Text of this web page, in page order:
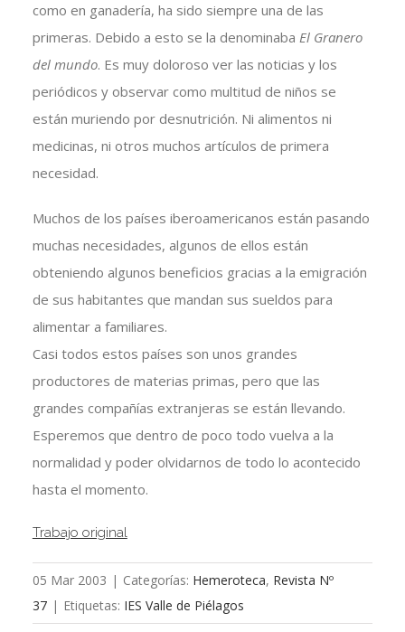
como en ganadería, ha sido siempre una de las
primeras. Debido a esto se la denominaba El Granero
del mundo. Es muy doloroso ver las noticias y los
periódicos y observar como multitud de niños se
están muriendo por desnutrición. Ni alimentos ni
medicinas, ni otros muchos artículos de primera
necesidad.
Muchos de los países iberoamericanos están pasando
muchas necesidades, algunos de ellos están
obteniendo algunos beneficios gracias a la emigración
de sus habitantes que mandan sus sueldos para
alimentar a familiares.
Casi todos estos países son unos grandes
productores de materias primas, pero que las
grandes compañías extranjeras se están llevando.
Esperemos que dentro de poco todo vuelva a la
normalidad y poder olvidarnos de todo lo acontecido
hasta el momento.
Trabajo original
05 Mar 2003 | Categorías: Hemeroteca, Revista Nº
37 | Etiquetas: IES Valle de Piélagos